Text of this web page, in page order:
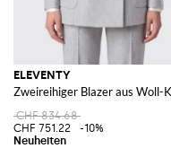
ELEVENTY
Zweireihiger Blazer aus Woll-
CHF 834.68
CHF 751.22
-10%